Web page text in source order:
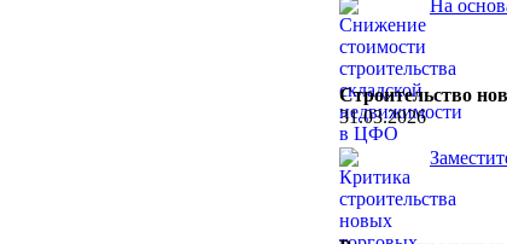
На
Строительство
31.03.2026